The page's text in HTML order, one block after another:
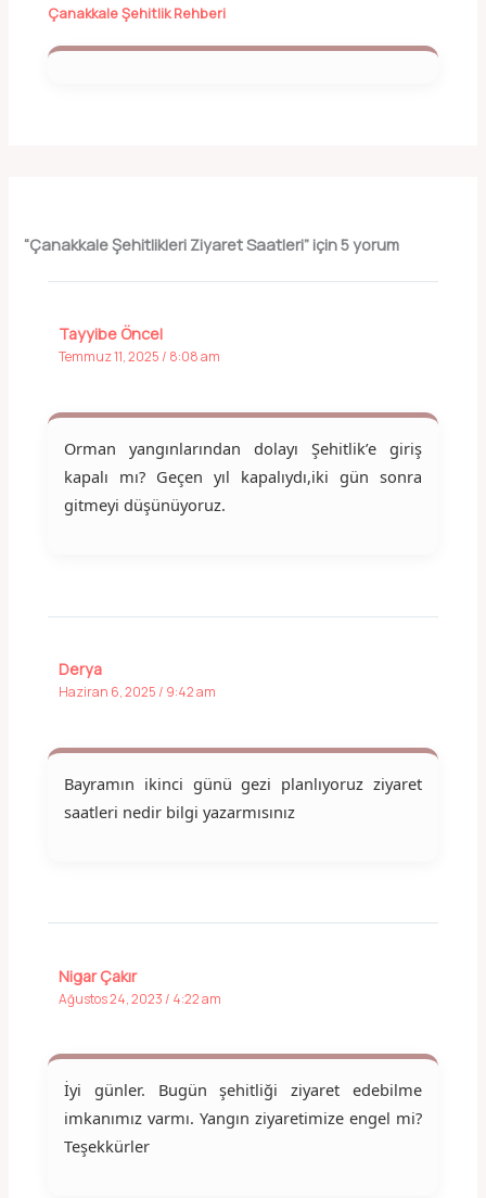
Çanakkale Şehitlik Rehberi
“Çanakkale Şehitlikleri Ziyaret Saatleri” için 5 yorum
Tayyibe Öncel
Temmuz 11, 2025 / 8:08 am
Orman yangınlarından dolayı Şehitlik’e giriş
kapalı mı? Geçen yıl kapalıydı,iki gün sonra
gitmeyi düşünüyoruz.
Derya
Haziran 6, 2025 / 9:42 am
Bayramın ikinci günü gezi planlıyoruz ziyaret
saatleri nedir bilgi yazarmısınız
Nigar Çakır
Ağustos 24, 2023 / 4:22 am
İyi günler. Bugün şehitliği ziyaret edebilme
imkanımız varmı. Yangın ziyaretimize engel mi?
Teşekkürler